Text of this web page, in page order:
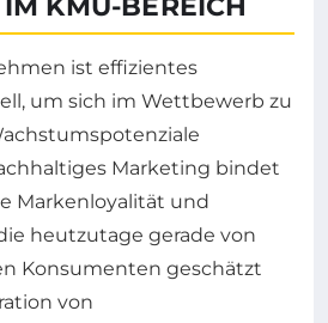
KMU-BEREICH
ist effizientes
um sich im Wettbewerb zu
Marketing bindet
Markenloyalität und
heutzutage gerade von
Konsumenten geschätzt
von